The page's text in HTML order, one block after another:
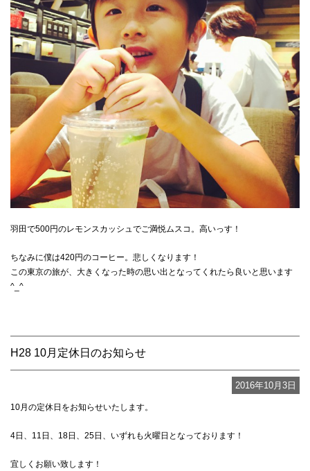
羽田で500円のレモンスカッシュでご満悦ムスコ。高いっす！
ちなみに僕は420円のコーヒー。悲しくなります！
この東京の旅が、大きくなった時の思い出となってくれたら良いと思います
^_^
H28 10月定休日のお知らせ
2016年10月3日
10月の定休日をお知らせいたします。
4日、11日、18日、25日、いずれも火曜日となっております！
宜しくお願い致します！